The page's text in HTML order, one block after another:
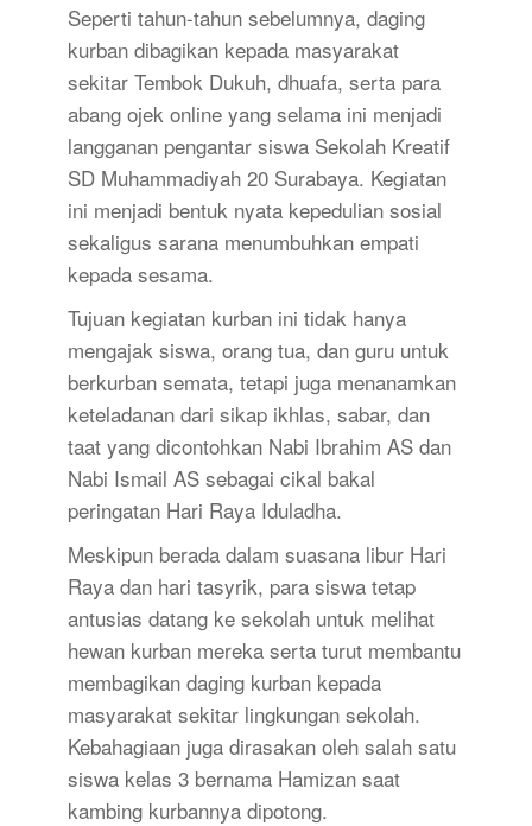
Seperti tahun-tahun sebelumnya, daging
kurban dibagikan kepada masyarakat
sekitar Tembok Dukuh, dhuafa, serta para
abang ojek online yang selama ini menjadi
langganan pengantar siswa Sekolah Kreatif
SD Muhammadiyah 20 Surabaya. Kegiatan
ini menjadi bentuk nyata kepedulian sosial
sekaligus sarana menumbuhkan empati
kepada sesama.
Tujuan kegiatan kurban ini tidak hanya
mengajak siswa, orang tua, dan guru untuk
berkurban semata, tetapi juga menanamkan
keteladanan dari sikap ikhlas, sabar, dan
taat yang dicontohkan Nabi Ibrahim AS dan
Nabi Ismail AS sebagai cikal bakal
peringatan Hari Raya Iduladha.
Meskipun berada dalam suasana libur Hari
Raya dan hari tasyrik, para siswa tetap
antusias datang ke sekolah untuk melihat
hewan kurban mereka serta turut membantu
membagikan daging kurban kepada
masyarakat sekitar lingkungan sekolah.
Kebahagiaan juga dirasakan oleh salah satu
siswa kelas 3 bernama Hamizan saat
kambing kurbannya dipotong.